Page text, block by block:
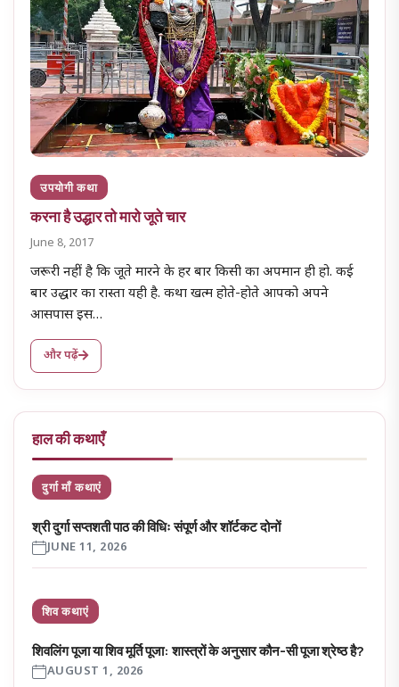
उपयोगी कथा
करना है उद्धार तो मारो जूते चार
June 8, 2017
जरूरी नहीं है कि जूते मारने के हर बार किसी का अपमान ही हो. कई
बार उद्धार का रास्ता यही है. कथा खत्म होते-होते आपको अपने
आसपास इस…
और पढ़ें
हाल की कथाएँ
दुर्गा माँ कथाएं
श्री दुर्गा सप्तशती पाठ की विधिः संपूर्ण और शॉर्टकट दोनों
JUNE 11, 2026
शिव कथाएं
शिवलिंग पूजा या शिव मूर्ति पूजा: शास्त्रों के अनुसार कौन-सी पूजा श्रेष्ठ है?
AUGUST 1, 2026